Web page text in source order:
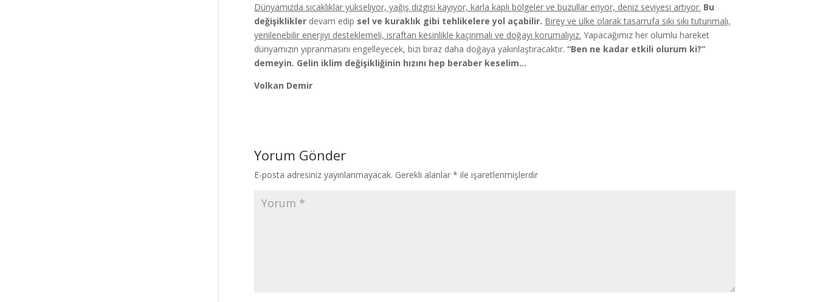
Dünyamızda sıcaklıklar yükseliyor, yağış dizgisi kayıyor, karla kaplı bölgeler ve buzullar eriyor, deniz seviyesi artıyor. Bu
değişikliklerdevam edip sel ve kuraklık gibi tehlikelere yol açabilir. Birey ve ülke olarak tasarrufa sıkı sıkı tutunmalı,
yenilenebilir enerjiyi desteklemeli, israftan kesinlikle kaçınmalı ve doğayı korumalıyız. Yapacağımız her olumlu hareket
dünyamızın yıpranmasını engelleyecek, bizi biraz daha doğaya yakınlaştıracaktır. “Ben ne kadar etkili olurum ki?”
demeyin. Gelin iklim değişikliğinin hızını hep beraber keselim…
Volkan Demir
Yorum Gönder
E-posta adresiniz yayınlanmayacak. Gerekli alanlar * ile işaretlenmişlerdir